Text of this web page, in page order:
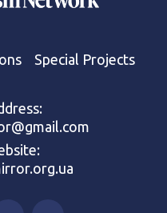
Special Projects